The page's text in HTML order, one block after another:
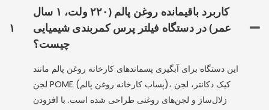
۱
کاربرد باقیمانده روغن پالم (۲۲۰ ولت، ۱ سال
عمر) در دستگاه فیلتر پرس کمربندی شیمیایی
چیست؟
این دستگاه برای آبگیری پسماندهای کارخانه روغن پالم مانند
لجن POME (پساب کارخانه روغن پالم)، کیک دکانتر، لجن
زلال‌ساز و لجن‌های روغنی طراحی شده است. با افزودن